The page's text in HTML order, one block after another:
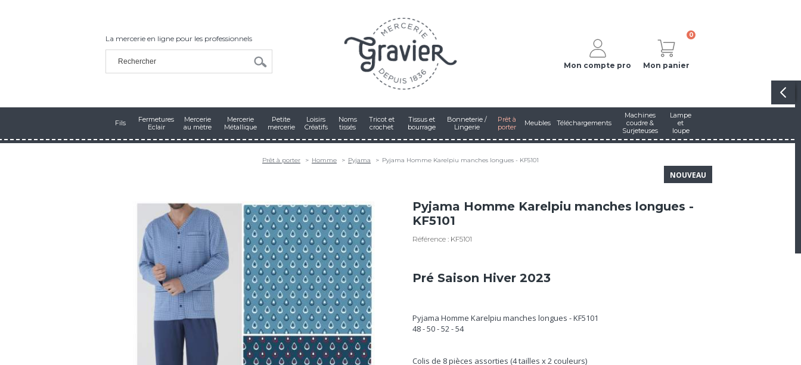
La mercerie en ligne pour les professionnels
Mon compte pro
0
Mon panier
Fils
Fermetures
Eclair
Mercerie
au mètre
Mercerie
Métallique
Petite
mercerie
Loisirs
Créatifs
Noms
tissés
Tricot et
crochet
Tissus et
bourrage
Bonneterie /
Lingerie
Prêt à
porter
Meubles Téléchargements
Machines
coudre &
Surjeteuses
Lampe
et
loupe
Prêt à porter Homme Pyjama Pyjama Homme Karelpiu manches longues - KF5101
NOUVEAU
Pyjama Homme Karelpiu manches longues -
KF5101
Référence : KF5101
Pré Saison Hiver 2023
Pyjama Homme Karelpiu manches longues - KF5101
48 - 50 - 52 - 54
Colis de 8 pièces assorties (4 tailles x 2 couleurs)